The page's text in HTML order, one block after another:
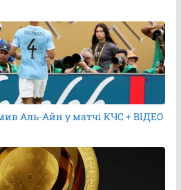
Аль-Айн у матчі КЧС + ВІДЕО